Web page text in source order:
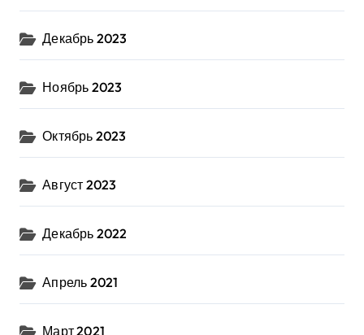
Декабрь 2023
Ноябрь 2023
Октябрь 2023
Август 2023
Декабрь 2022
Апрель 2021
Март 2021